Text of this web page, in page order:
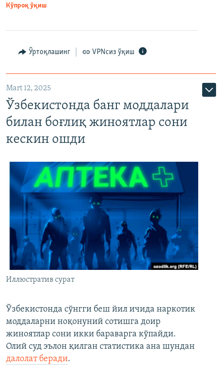
Кўпроқ ўқиш
Ўртоқлашинг VPNсиз ўқиш
Mart 12, 2025
Ўзбекистонда банг моддалари
билан боғлиқ жиноятлар сони
кескин ошди
Иллюстратив сурат
Ўзбекистонда сўнгги беш йил ичида наркотик
моддаларни ноқонуний сотишга доир
жиноятлар сони икки бараварга кўпайди.
Олий суд эълон қилган статистика ана шундан
далолат беради.